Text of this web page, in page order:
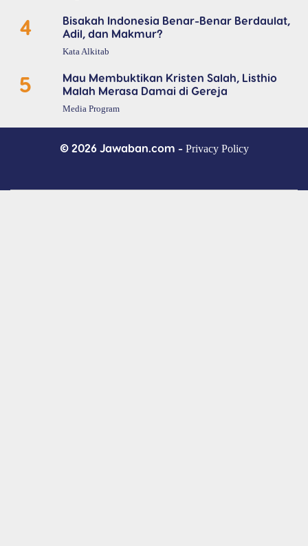
4
Bisakah Indonesia Benar-Benar Berdaulat,
Adil, dan Makmur?
Kata Alkitab
5
Mau Membuktikan Kristen Salah, Listhio
Malah Merasa Damai di Gereja
Media Program
© 2026 Jawaban.com - Privacy Policy